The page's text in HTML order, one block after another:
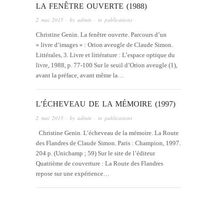
LA FENÊTRE OUVERTE (1988)
2 mai 2015 · by admin · in publications
Christine Genin. La fenêtre ouverte. Parcours d’un
« livre d’images » : Orion aveugle de Claude Simon.
Littérales, 3. Livre et littérature : L’espace optique du
livre, 1988, p. 77-100 Sur le seuil d’Orion aveugle (1),
avant la préface, avant même la…
L’ÉCHEVEAU DE LA MÉMOIRE (1997)
2 mai 2015 · by admin · in publications
Christine Genin. L’écheveau de la mémoire. La Route
des Flandres de Claude Simon. Paris : Champion, 1997.
204 p. (Unichamp ; 59) Sur le site de l’éditeur
Quatrième de couverture : La Route des Flandres
repose sur une expérience…